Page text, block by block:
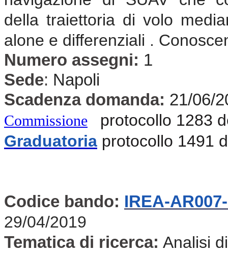
della traiettoria di volo
alone e differenziali .
Numero assegni: 1
Sede: Napoli
Scadenza domanda: 21/06/
Commissione
protocollo 1283
Graduatoria protocollo 1491
Codice bando: IREA-
29/04/2019
Tematica di ricerca: Analisi